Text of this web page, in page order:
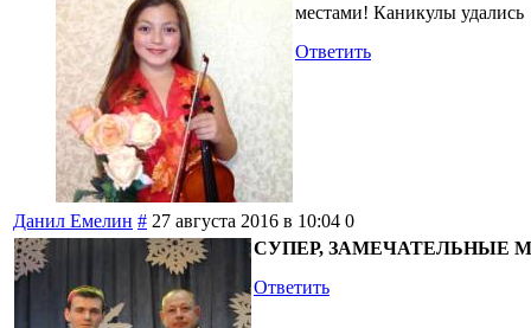
местами! Каникулы удались
Ответить
Данил Емелин # 27 августа 2016 в 10:04 0
СУПЕР, ЗАМЕЧАТЕЛЬНЫЕ
Ответить